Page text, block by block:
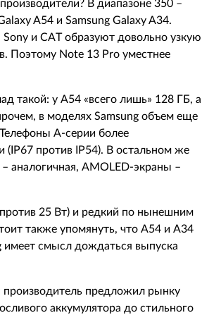
В диапазоне 350 –
A54 и Samsung Galaxy A34.
и CAT образуют довольно узкую
Поэтому Note 13 Pro уместнее
такой: у А54 «всего лишь» 128 ГБ, а
в моделях Samsung объем еще
А-серии более
(IP67 против IP54). В остальном же
аналогичная, AMOLED-экраны –
против 25 Вт) и редкий по нынешним
также упомянуть, что А54 и А34
имеет смысл дождаться выпуска
производитель предложил рынку
аккумулятора до стильного